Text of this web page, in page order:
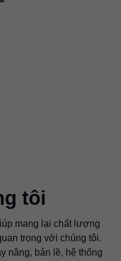
tôi
mang lại chất lượng
trọng với chúng tôi.
nâng, bản lề, hệ thống